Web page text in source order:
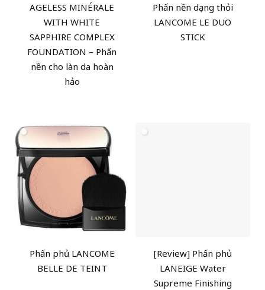
AGELESS MINÉRALE
WITH WHITE
SAPPHIRE COMPLEX
FOUNDATION – Phấn
nền cho làn da hoàn
hảo
Phấn nền dạng thỏi
LANCOME LE DUO
STICK
Phấn phủ LANCOME
BELLE DE TEINT
[Review] Phấn phủ
LANEIGE Water
Supreme Finishing